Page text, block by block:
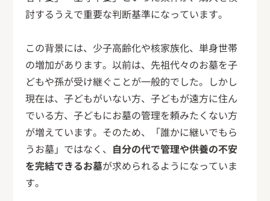
討するうえで重要な判断基準になっています。
この背景には、少子高齢化や核家族化、単身世帯
の増加があります。以前は、先祖代々のお墓を子
どもや孫が受け継ぐことが一般的でした。しかし
現在は、子どもがいない方、子どもが遠方に住ん
でいる方、子どもにお墓の管理を頼みたくない方
が増えています。そのため、「誰かに継いでもら
うお墓」ではなく、 自分の代で管理や供養の不安
を完結できるお墓が求められるようになっていま
す。